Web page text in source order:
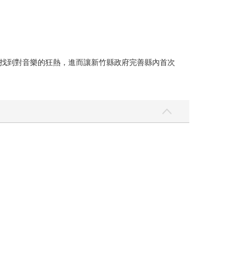
到對音樂的狂熱，進而讓新竹縣政府完善縣內首次